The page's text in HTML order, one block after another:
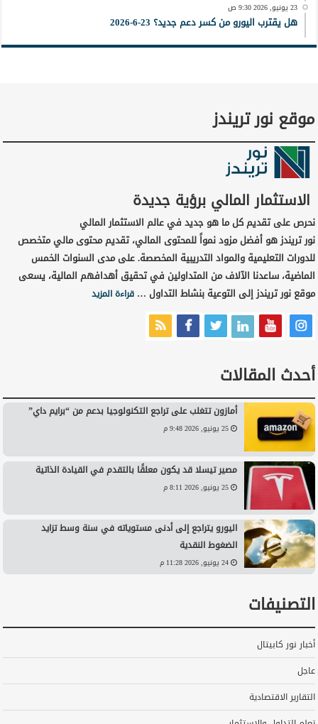
23 يونيو, 2026 9:30 ص
هل يقترب اليورو من كسر دعم جديد؟ 23-6-2026
موقع نور تريندز
الاستثمار المالي برؤية جديدة
نحرص على تقديم كل ما هو جديد في عالم الاستثمار المالي
نور تريندز هو أفضل مزود نمواً للمحتوى المالي، تقديم محتوى مالي متخصص
للدورات التعليمية والمواد التدريبية المخصصة. على مدى السنوات الخمس
الماضية، ساعدنا الآلاف من المتداولين في تحقيق أهدافهم المالية، يسعى
موقع نور تريندز إلى التوعية بنشاط التداول …قراءة المزيد
أحدث المقالات
أمازون تتغلب على تراجع التكنولوجيا بدعم من “برايم داي”
25 يونيو, 2026 9:48 م
مصير تيسلا قد يكون معلقًا بالتقدم في القيادة الذاتية
25 يونيو, 2026 8:11 م
اليورو يتراجع إلى أدنى مستوياته في سنة وسط تزايد
الضغوط النقدية
24 يونيو, 2026 11:28 م
التصنيفات
أخبار نور كابيتال
عاجل
التقارير الاقتصادية